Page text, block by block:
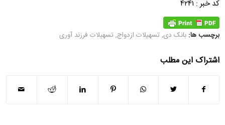
کد خبر : ۴۲۴۱
برچسب ها: بانک دی,تسهیلات ازدواج,تسهیلات فرزند آوری
اشتراک این مطلب